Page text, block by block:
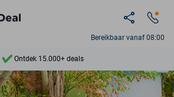
Bereikbaar vanaf 08:00
Ontdek 15.000+ deals
7 dagen per week beschikbaar